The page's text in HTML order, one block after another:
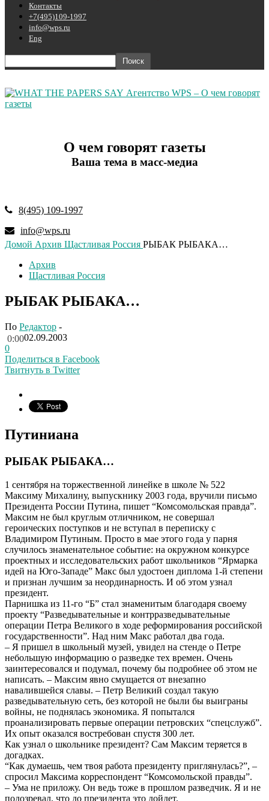
Контакты
+7(495)109-1997
info@wps.ru
Eng
Агентство WPS – О чем говорят
газеты
О чем говорят газеты
Ваша тема в масс-медиа
8(495) 109-1997
info@wps.ru
Домой Архив Щастливая Россия РЫБАК РЫБАКА…
Архив
Щастливая Россия
РЫБАК РЫБАКА…
По Редактор -
02.09.2003
0:00
0
Поделиться в Facebook
Твитнуть в Twitter
Путиниана
РЫБАК РЫБАКА…
1 сентября на торжественной линейке в школе № 522
Максиму Михалину, выпускнику 2003 года, вручили письмо
Президента России Путина, пишет “Комсомольская правда”.
Максим не был круглым отличником, не совершал
героических поступков и не вступал в переписку с
Владимиром Путиным. Просто в мае этого года у парня
случилось знаменательное событие: на окружном конкурсе
проектных и исследовательских работ школьников “Ярмарка
идей на Юго-Западе” Макс был удостоен диплома 1-й степени
и признан лучшим за неординарность. И об этом узнал
президент.
Парнишка из 11-го “Б” стал знаменитым благодаря своему
проекту “Разведывательные и контрразведывательные
операции Петра Великого в ходе реформирования российской
государственности”. Над ним Макс работал два года.
– Я пришел в школьный музей, увидел на стенде о Петре
небольшую информацию о разведке тех времен. Очень
заинтересовался и подумал, почему бы подробнее об этом не
написать. – Максим явно смущается от внезапно
навалившейся славы. – Петр Великий создал такую
разведывательную сеть, без которой не были бы выиграны
войны, не поднялась экономика. Я попытался
проанализировать первые операции петровских “спецслужб”.
Их опыт оказался востребован спустя 300 лет.
Как узнал о школьнике президент? Сам Максим теряется в
догадках.
“Как думаешь, чем твоя работа президенту приглянулась?”, –
спросил Максима корреспондент “Комсомольской правды”.
– Ума не приложу. Он ведь тоже в прошлом разведчик. Я и не
подозревал, что до президента это дойдет.